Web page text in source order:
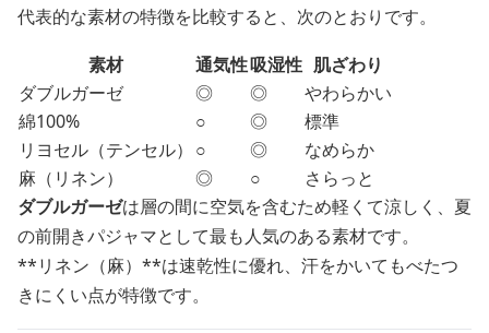
代表的な素材の特徴を比較すると、次のとおりです。
素材
通気性吸湿性 肌ざわり
ダブルガーゼ
◎ ◎
やわらかい
綿100%
○ ◎
標準
リヨセル（テンセル） ○ ◎
なめらか
麻（リネン）
◎ ○
さらっと
ダブルガーゼは層の間に空気を含むため軽くて涼しく、夏
の前開きパジャマとして最も人気のある素材です。
**リネン（麻）**は速乾性に優れ、汗をかいてもべたつ
きにくい点が特徴です。